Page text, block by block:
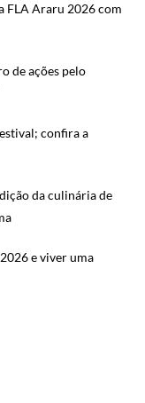
FLA Araru 2026 com
de ações pelo
confira a
da culinária de
e viver uma